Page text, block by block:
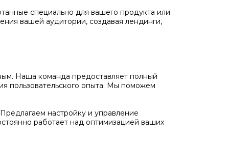
специально для вашего продукта или
вашей аудитории, создавая лендинги,
Наша команда предоставляет полный
пользовательского опыта. Мы поможем
настройку и управление
работает над оптимизацией ваших